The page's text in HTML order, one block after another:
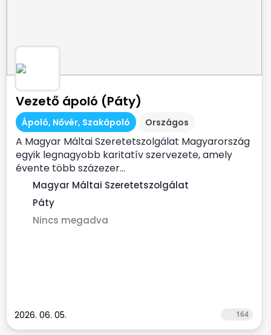
Vezető ápoló (Páty)
Ápoló, Nővér, Szakápoló Országos
A Magyar Máltai Szeretetszolgálat Magyarország
egyik legnagyobb karitatív szervezete, amely
évente több százezer...
Magyar Máltai Szeretetszolgálat
Páty
Nincs megadva
2026. 06. 05. 164